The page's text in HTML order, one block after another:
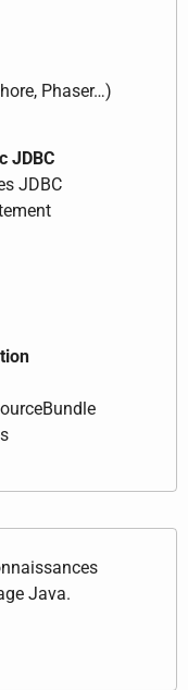
Phaser…)
JDBC
JDBC
Java.